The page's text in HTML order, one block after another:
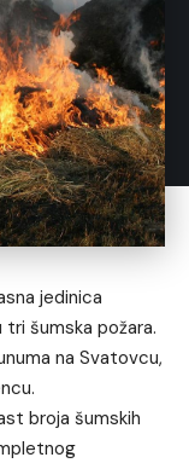
jedinica
šumska požara.
na Svatovcu,
broja šumskih